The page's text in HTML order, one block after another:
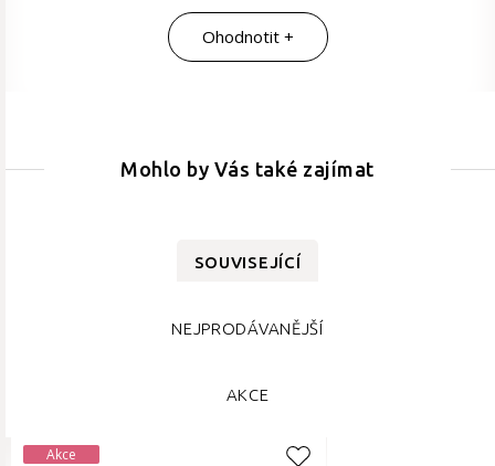
Ohodnotit +
Mohlo by Vás také zajímat
SOUVISEJÍCÍ
NEJPRODÁVANĚJŠÍ
AKCE
Akce